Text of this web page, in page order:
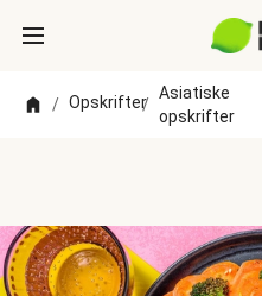
/ Opskrifter/
Asiatiske
opskrifter